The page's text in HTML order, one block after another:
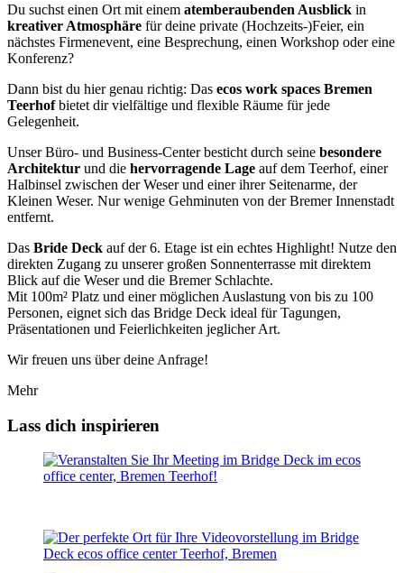
Du suchst einen Ort mit einem atemberaubenden Ausblick in
kreativer Atmosphäre für deine private (Hochzeits-)Feier, ein
nächstes Firmenevent, eine Besprechung, einen Workshop oder eine
Konferenz?
Dann bist du hier genau richtig: Das ecos work spaces Bremen
Teerhofbietet dir vielfältige und flexible Räume für jede
Gelegenheit.
Unser Büro- und Business-Center besticht durch seine besondere
Architektur und die hervorragende Lage auf dem Teerhof, einer
Halbinsel zwischen der Weser und einer ihrer Seitenarme, der
Kleinen Weser. Nur wenige Gehminuten von der Bremer Innenstadt
entfernt.
Das Bride Deck auf der 6. Etage ist ein echtes Highlight! Nutze den
direkten Zugang zu unserer großen Sonnenterrasse mit direktem
Blick auf die Weser und die Bremer Schlachte.
Mit 100m² Platz und einer möglichen Auslastung von bis zu 100
Personen, eignet sich das Bridge Deck ideal für Tagungen,
Präsentationen und Feierlichkeiten jeglicher Art.
Wir freuen uns über deine Anfrage!
Mehr
Lass dich inspirieren